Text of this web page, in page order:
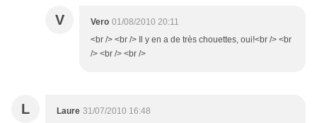
V Vero 01/08/2010 20:11
<br /> <br /> Il y en a de très chouettes, oui!<br /> <br
/> <br /> <br />
L Laure 31/07/2010 16:48